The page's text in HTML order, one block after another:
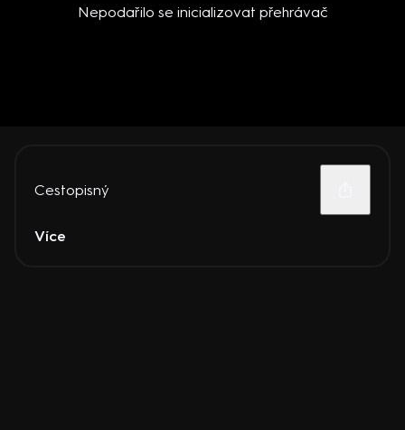
Nepodařilo se inicializovat přehrávač
Cestopisný
Více